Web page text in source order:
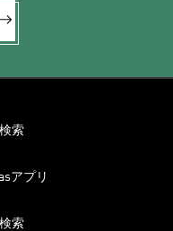
索
アプリ
索